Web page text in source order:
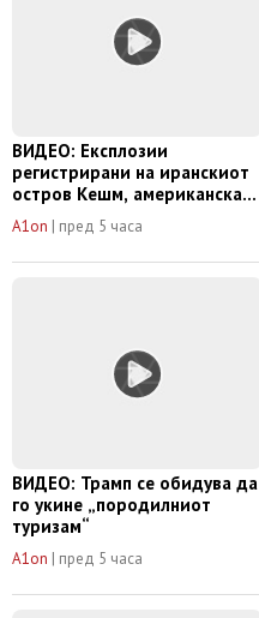
ВИДЕО: Експлозии
регистрирани на иранскиот
остров Кешм, американската
војска има ограничени
залихи на некои видови
оружје
A1on | пред 5 часа
ВИДЕО: Трамп се обидува да
го укине „породилниот
туризам“
A1on | пред 5 часа